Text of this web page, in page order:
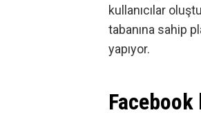
kullanıcılar
tabanına sahip
yapıyor.